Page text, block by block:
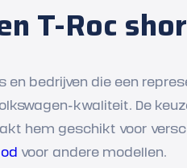
T-Roc
en bedrijven die een
kwaliteit. De
hem geschikt voor
voor andere modellen.